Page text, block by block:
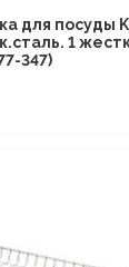
для посуды
1
347)